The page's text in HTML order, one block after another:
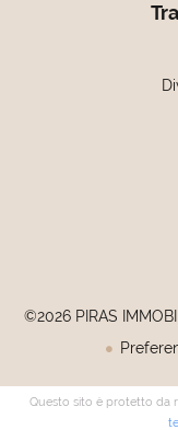
©2026 PIRAS
Questo sito è protetto da